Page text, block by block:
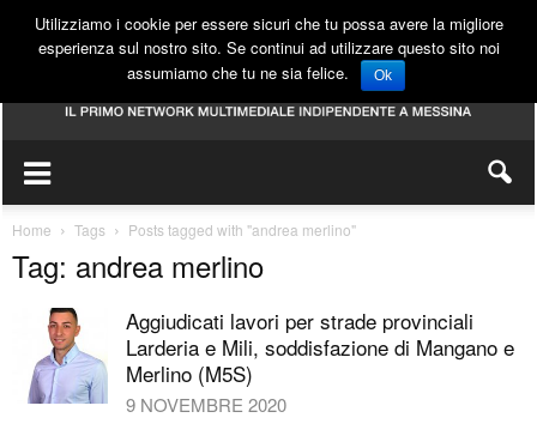
Home Tags Posts tagged with "andrea merlino"
Tag: andrea merlino
Aggiudicati lavori per strade provinciali
Larderia e Mili, soddisfazione di Mangano e
Merlino (M5S)
9 NOVEMBRE 2020
Utilizziamo i cookie per essere sicuri che tu possa avere la migliore
esperienza sul nostro sito. Se continui ad utilizzare questo sito noi
assumiamo che tu ne sia felice.
Ok